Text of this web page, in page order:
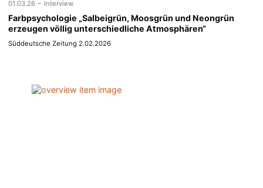
01.03.26 - Interview
Farbpsychologie „Salbeigrün, Moosgrün und Neongrün
erzeugen völlig unterschiedliche Atmosphären“
Süddeutsche Zeitung 2.02.2026